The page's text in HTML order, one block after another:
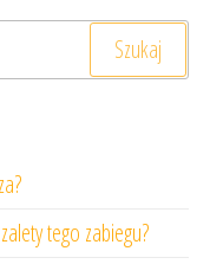
tego zabiegu?